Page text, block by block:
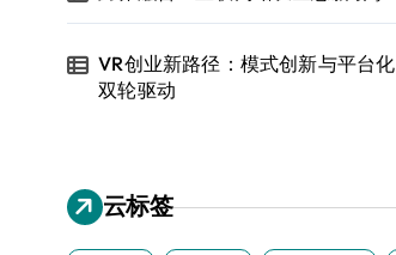
VR创业新路径：模式创新与平台化
双轮驱动
云标签